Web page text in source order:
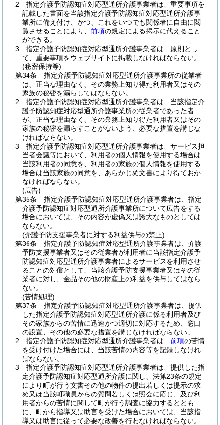
2
指定介護予防認知症対応型通所介護事業者は、重要事項を
記載した書面を当該指定介護予防認知症対応型通所介護事
業所に備え付け、かつ、これをいつでも関係者に自由に閲
覧させることにより、 前項の規定による掲示に代えること
ができる。
3
指定介護予防認知症対応型通所介護事業者は、原則とし
て、重要事項をウェブサイトに掲載しなければならない。
(秘密保持等)
第34条
指定介護予防認知症対応型通所介護事業所の従業者
は、正当な理由なく、その業務上知り得た利用者又はその
家族の秘密を漏らしてはならない。
2
指定介護予防認知症対応型通所介護事業者は、当該指定介
護予防認知症対応型通所介護事業所の従業者であった者
が、正当な理由なく、その業務上知り得た利用者又はその
家族の秘密を漏らすことがないよう、必要な措置を講じな
ければならない。
3
指定介護予防認知症対応型通所介護事業者は、サービス担
当者会議等において、利用者の個人情報を使用する場合は
当該利用者の同意を、利用者の家族の個人情報を使用する
場合は当該家族の同意を、あらかじめ文書により得ておか
なければならない。
(広告)
第35条
指定介護予防認知症対応型通所介護事業者は、指定
介護予防認知症対応型通所介護事業所について広告をする
場合においては、その内容が虚偽又は誇大なものとしては
ならない。
(介護予防支援事業者に対する利益供与の禁止)
第36条
指定介護予防認知症対応型通所介護事業者は、介護
予防支援事業者又はその従業者が利用者に当該指定介護予
防認知症対応型通所介護事業者によるサービスを利用させ
ることの対償として、当該介護予防支援事業者又はその従
業者に対し、金品その他の財産上の利益を供与してはなら
ない。
(苦情処理)
第37条
指定介護予防認知症対応型通所介護事業者は、提供
した指定介護予防認知症対応型通所介護に係る利用者及び
その家族からの苦情に迅速かつ適切に対応するため、窓口
の設置、その他の必要な措置を講じなければならない。
2
指定介護予防認知症対応型通所介護事業者は、 前項の苦情
を受け付けた場合には、当該苦情の内容等を記録しなけれ
ばならない。
3
指定介護予防認知症対応型通所介護事業者は、提供した指
定介護予防認知症対応型通所介護に関し、法第23条の規定
により町が行う文書その他の物件の提出若しくは提示の求
め又は当該町職員からの質問若しくは照会に応じ、及び利
用者からの苦情に関して町が行う調査に協力するととも
に、町から指導又は助言を受けた場合においては、当該指
導又は助言に従って必要な改善を行わなければならない。